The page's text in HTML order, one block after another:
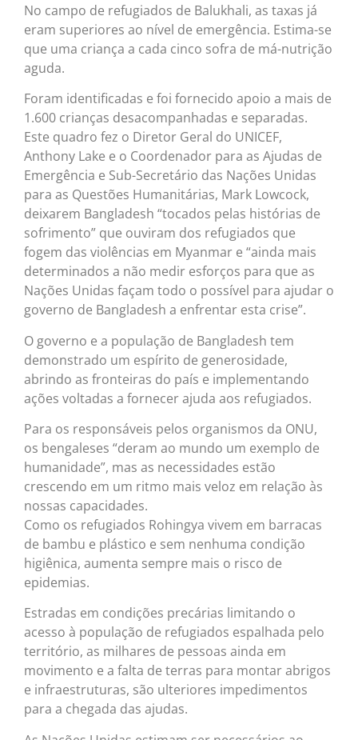
No campo de refugiados de Balukhali, as taxas já
eram superiores ao nível de emergência. Estima-se
que uma criança a cada cinco sofra de má-nutrição
aguda.
Foram identificadas e foi fornecido apoio a mais de
1.600 crianças desacompanhadas e separadas.
Este quadro fez o Diretor Geral do UNICEF,
Anthony Lake e o Coordenador para as Ajudas de
Emergência e Sub-Secretário das Nações Unidas
para as Questões Humanitárias, Mark Lowcock,
deixarem Bangladesh “tocados pelas histórias de
sofrimento” que ouviram dos refugiados que
fogem das violências em Myanmar e “ainda mais
determinados a não medir esforços para que as
Nações Unidas façam todo o possível para ajudar o
governo de Bangladesh a enfrentar esta crise”.
O governo e a população de Bangladesh tem
demonstrado um espírito de generosidade,
abrindo as fronteiras do país e implementando
ações voltadas a fornecer ajuda aos refugiados.
Para os responsáveis pelos organismos da ONU,
os bengaleses “deram ao mundo um exemplo de
humanidade”, mas as necessidades estão
crescendo em um ritmo mais veloz em relação às
nossas capacidades.
Como os refugiados Rohingya vivem em barracas
de bambu e plástico e sem nenhuma condição
higiênica, aumenta sempre mais o risco de
epidemias.
Estradas em condições precárias limitando o
acesso à população de refugiados espalhada pelo
território, as milhares de pessoas ainda em
movimento e a falta de terras para montar abrigos
e infraestruturas, são ulteriores impedimentos
para a chegada das ajudas.